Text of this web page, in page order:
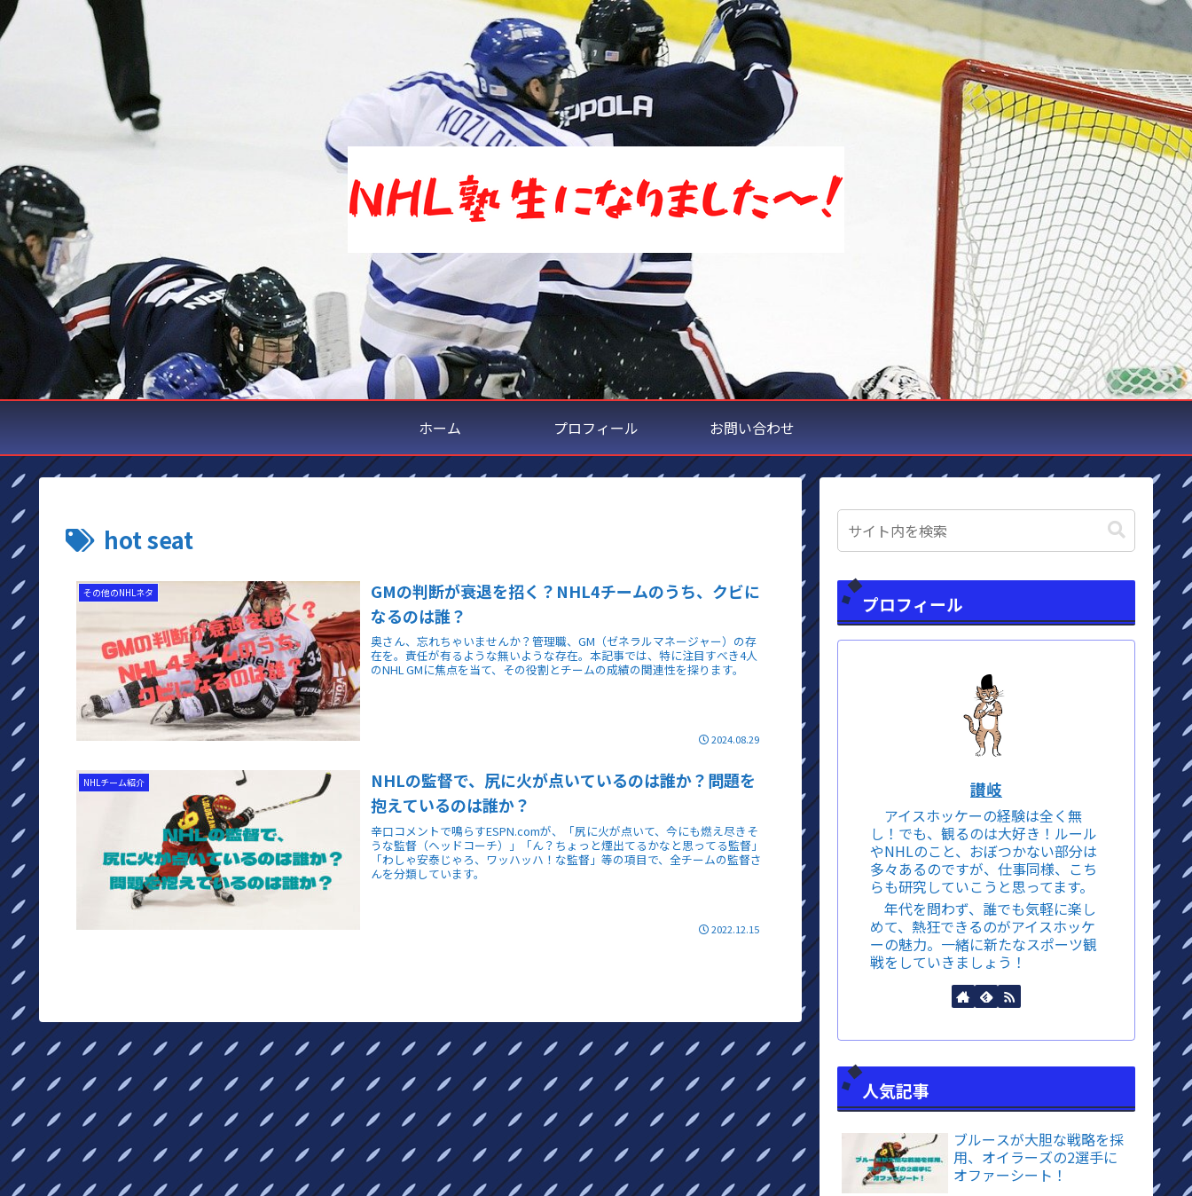
ホーム プロフィール お問い合わせ
hot seat
その他のNHLネタ
GMの判断が衰退を招く？NHL4チームのうち、クビに
なるのは誰？
奥さん、忘れちゃいませんか？管理職、GM（ゼネラルマネージャー）の存
在を。責任が有るような無いような存在。本記事では、特に注目すべき4人
のNHL GMに焦点を当て、その役割とチームの成績の関連性を探ります。
2024.08.29
NHLチーム紹介
NHLの監督で、尻に火が点いているのは誰か？問題を
抱えているのは誰か？
辛口コメントで鳴らすESPN.comが、「尻に火が点いて、今にも燃え尽きそ
うな監督（ヘッドコーチ）」「ん？ちょっと煙出てるかなと思ってる監督」
「わしゃ安泰じゃろ、ワッハッハ！な監督」等の項目で、全チームの監督さ
んを分類しています。
2022.12.15
プロフィール
讃岐
アイスホッケーの経験は全く無
し！でも、観るのは大好き！ルール
やNHLのこと、おぼつかない部分は
多々あるのですが、仕事同様、こち
らも研究していこうと思ってます。
年代を問わず、誰でも気軽に楽し
めて、熱狂できるのがアイスホッケ
ーの魅力。一緒に新たなスポーツ観
戦をしていきましょう！
人気記事
ブルースが大胆な戦略を採
用、オイラーズの2選手に
オファーシート！